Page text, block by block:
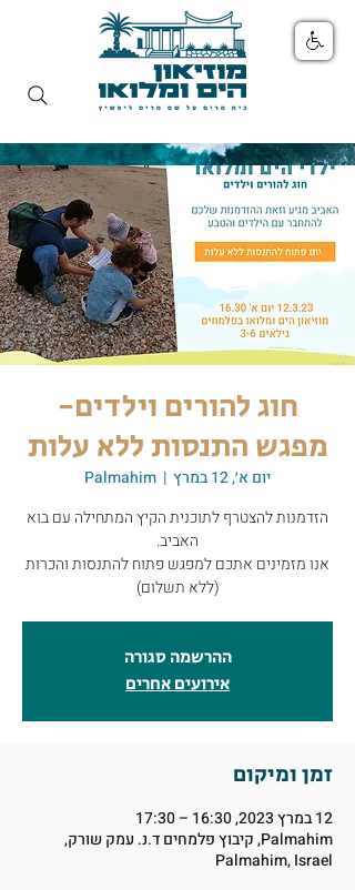
חוג להורים וילדים-
מפגש התנסות ללא עלות
יום א׳, 12 במרץ
  |
Palmahim
הזדמנות להצטרף לתוכנית הקיץ המתחילה עם בוא
אנו מזמינים אתכם למפגש פתוח להתנסות והכרות
(ללא תשלום)
ההרשמה סגורה
אירועים אחרים
זמן ומיקום
12 במרץ 2023, 16:30 – 17:30
Palmahim, קיבוץ פלמחים ד.נ. עמק שורק,
Palmahim, Israel